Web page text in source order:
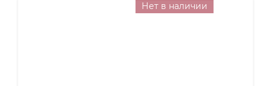
Нет в наличии